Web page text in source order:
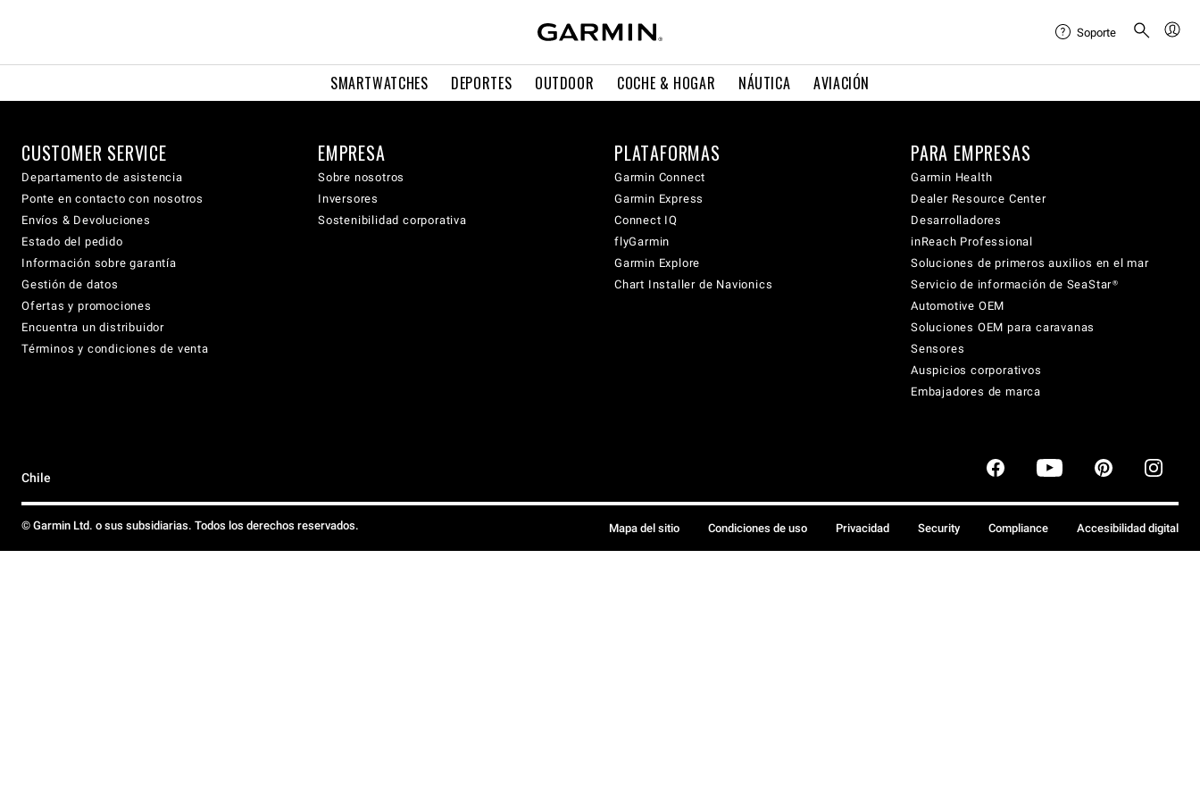
SMARTWATCHES DEPORTES OUTDOOR COCHE & HOGAR NÁUTICA AVIACIÓN
Soporte
CUSTOMER SERVICE
Departamento de asistencia
Ponte en contacto con nosotros
Envíos & Devoluciones
Estado del pedido
Información sobre garantía
Gestión de datos
Ofertas y promociones
Encuentra un distribuidor
Términos y condiciones de venta
EMPRESA
Sobre nosotros
Inversores
Sostenibilidad corporativa
PLATAFORMAS
Garmin Connect
Garmin Express
Connect IQ
flyGarmin
Garmin Explore
Chart Installer de Navionics
PARA EMPRESAS
Garmin Health
Dealer Resource Center
Desarrolladores
inReach Professional
Soluciones de primeros auxilios en el mar
Servicio de información de SeaStar®
Automotive OEM
Soluciones OEM para caravanas
Sensores
Auspicios corporativos
Embajadores de marca
Chile
© Garmin Ltd. o sus subsidiarias. Todos los derechos reservados. Mapa del sitio Condiciones de uso Privacidad Security Compliance Accesibilidad digital